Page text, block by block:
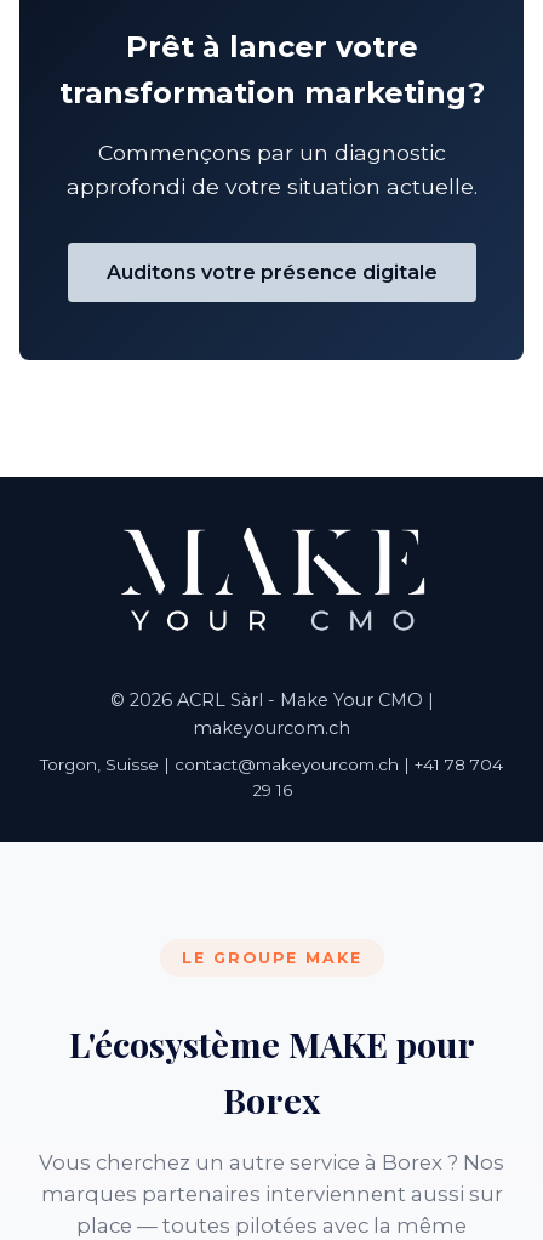
Prêt à lancer votre
transformation marketing?
Commençons par un diagnostic
approfondi de votre situation actuelle.
Auditons votre présence digitale
© 2026 ACRL Sàrl - Make Your CMO |
makeyourcom.ch
Torgon, Suisse | contact@makeyourcom.ch | +41 78 704
29 16
LE GROUPE MAKE
L'écosystème MAKE pour
Borex
Vous cherchez un autre service à Borex ? Nos
marques partenaires interviennent aussi sur
place — toutes pilotées avec la même